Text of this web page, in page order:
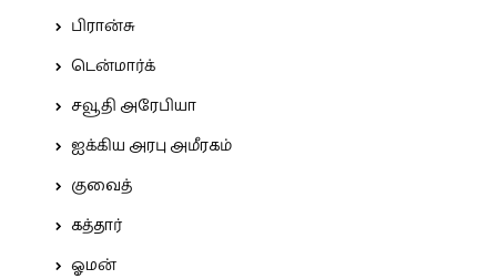
பிரான்சு
டென்மார்க்
சவூதி அரேபியா
ஐக்கிய அரபு அமீரகம்
குவைத்
கத்தார்
ஓமன்